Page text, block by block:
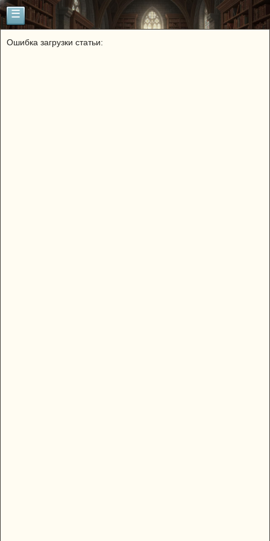
☰
Ошибка загрузки статьи: